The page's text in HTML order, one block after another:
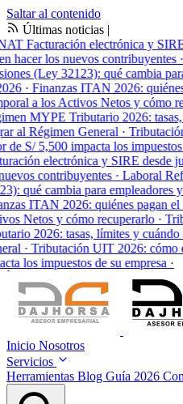
Saltar al contenido
Últimas noticias |
Facturación electrónica y
hacer los nuevos contribuyentes·
(Ley 32123): qué cambia
· FinanzasITAN 2026: quiénes
a los Activos Netos y cómo
MYPE Tributario 2026: tasas,
al Régimen General·
de S/ 5,500 impacta los impuestos
electrónica y SIRE desde
contribuyentes· Laboral
qué cambia para empleadores
ITAN 2026: quiénes pagan el
Netos y cómo recuperarlo·
2026: tasas, límites y cuándo
· TributaciónUIT 2026: cómo
los impuestos de su empresa·
Inicio Nosotros
Servicios
Herramientas Blog Guía 2026